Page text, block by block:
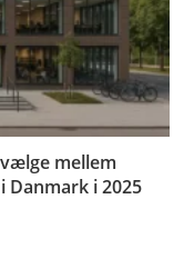
mellem
Danmark i 2025